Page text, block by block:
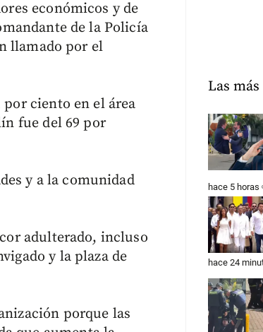
económicos y de
de la Policía
llamado por el
ciento en el área
fue del 69 por
y a la comunidad
adulterado, incluso
y la plaza de
porque las
Las
hace 5 horas
hace 24